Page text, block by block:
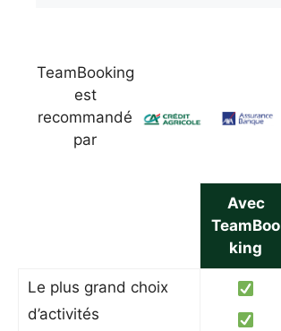
TeamBooking
est
recommandé
par
Avec
TeamBoo
king
Le plus grand choix
d’activités